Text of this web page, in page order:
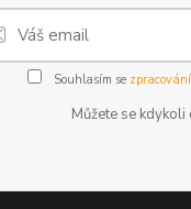
Souhlasím se
Můžete se